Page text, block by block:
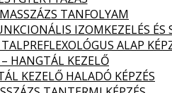
TANFOLYAM
IZOMKEZELÉS ÉS
ALAP
HANGTÁL KEZELŐ
KEZELŐ HALADÓ KÉPZÉS